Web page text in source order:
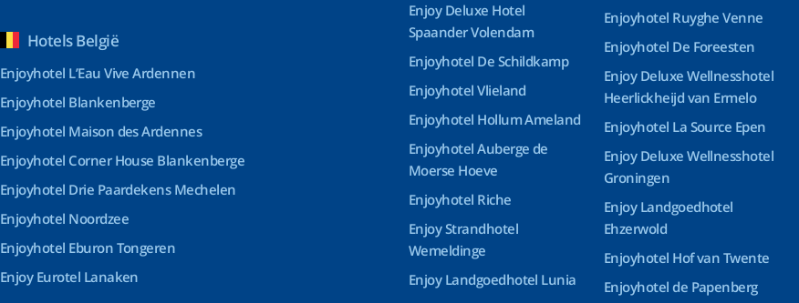
Hotels België
Enjoyhotel L’Eau Vive Ardennen
Enjoyhotel Blankenberge
Enjoyhotel Maison des Ardennes
Enjoyhotel Corner House Blankenberge
Enjoyhotel Drie Paardekens Mechelen
Enjoyhotel Noordzee
Enjoyhotel Eburon Tongeren
Enjoy Eurotel Lanaken
Enjoy Deluxe Hotel
Spaander Volendam
Enjoyhotel De Schildkamp
Enjoyhotel Vlieland
Enjoyhotel Hollum Ameland
Enjoyhotel Auberge de
Moerse Hoeve
Enjoyhotel Riche
Enjoy Strandhotel
Wemeldinge
Enjoy Landgoedhotel Lunia
Enjoyhotel Ruyghe Venne
Enjoyhotel De Foreesten
Enjoy Deluxe Wellnesshotel
Heerlickheijd van Ermelo
Enjoyhotel La Source Epen
Enjoy Deluxe Wellnesshotel
Groningen
Enjoy Landgoedhotel
Ehzerwold
Enjoyhotel Hof van Twente
Enjoyhotel de Papenberg